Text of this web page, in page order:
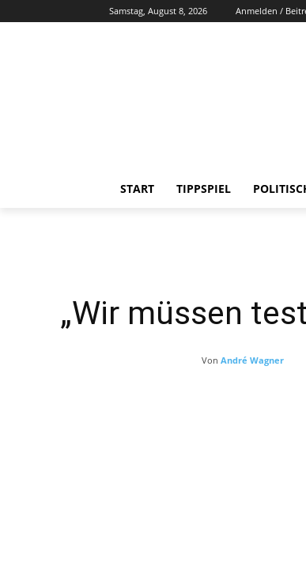
Samstag, August 8, 2026 Anmelden /
START TIPPSPIEL
„Wir müssen
Von André Wagner